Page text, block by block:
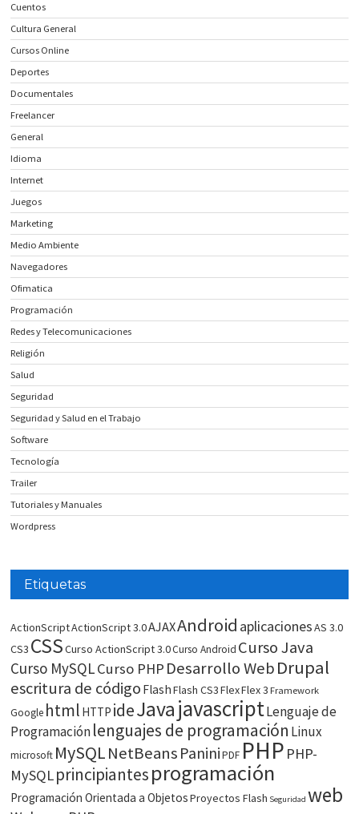
Cuentos
Cultura General
Cursos Online
Deportes
Documentales
Freelancer
General
Idioma
Internet
Juegos
Marketing
Medio Ambiente
Navegadores
Ofimatica
Programación
Redes y Telecomunicaciones
Religión
Salud
Seguridad
Seguridad y Salud en el Trabajo
Software
Tecnología
Trailer
Tutoriales y Manuales
Wordpress
Etiquetas
ActionScriptActionScript 3.0AJAXAndroid aplicacionesAS 3.0
CS3 CSSCurso ActionScript 3.0Curso Android Curso Java
Curso MySQLCurso PHP Desarrollo WebDrupal
escritura de código FlashFlash CS3FlexFlex 3 Framework
Google html HTTP ideJavajavascriptLenguaje de
Programaciónlenguajes de programación Linux
microsoft MySQLNetBeans Panini PDF PHP PHP-
MySQLprincipiantesprogramación
Programación Orientada a ObjetosProyectos Flash Seguridad web